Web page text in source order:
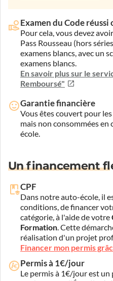
Examen du Code réussi
Pour cela, vous devez
Pass Rousseau (hors
examens blancs, avec un
examens blancs.
En savoir plus sur le
Remboursé"
Garantie financière
Vous êtes couvert pour
mais non consommées
école.
Un financement
CPF
Dans notre auto-école, il
conditions, de financer
catégorie, à l'aide de votre
Formation. Cette
réalisation d'un projet
Financer mon permis
Permis à 1€/jour
Le permis à 1€/jour est